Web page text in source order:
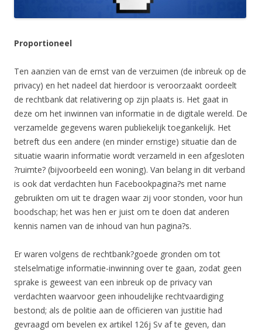
Proportioneel
Ten aanzien van de ernst van de verzuimen (de inbreuk op de
privacy) en het nadeel dat hierdoor is veroorzaakt oordeelt
de rechtbank dat relativering op zijn plaats is. Het gaat in
deze om het inwinnen van informatie in de digitale wereld. De
verzamelde gegevens waren publiekelijk toegankelijk. Het
betreft dus een andere (en minder ernstige) situatie dan de
situatie waarin informatie wordt verzameld in een afgesloten
?ruimte? (bijvoorbeeld een woning). Van belang in dit verband
is ook dat verdachten hun Facebookpagina?s met name
gebruikten om uit te dragen waar zij voor stonden, voor hun
boodschap; het was hen er juist om te doen dat anderen
kennis namen van de inhoud van hun pagina?s.
Er waren volgens de rechtbank?goede gronden om tot
stelselmatige informatie-inwinning over te gaan, zodat geen
sprake is geweest van een inbreuk op de privacy van
verdachten waarvoor geen inhoudelijke rechtvaardiging
bestond; als de politie aan de officieren van justitie had
gevraagd om bevelen ex artikel 126j Sv af te geven, dan